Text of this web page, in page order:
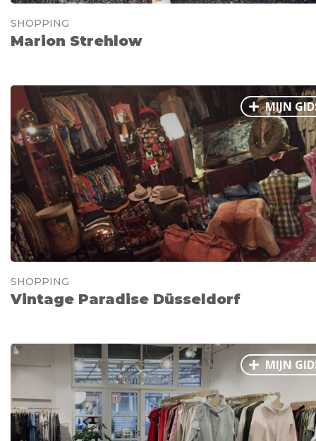
SHOPPING
Marion Strehlow
MIJN
SHOPPING
Vintage Paradise Düsseldorf
MIJN